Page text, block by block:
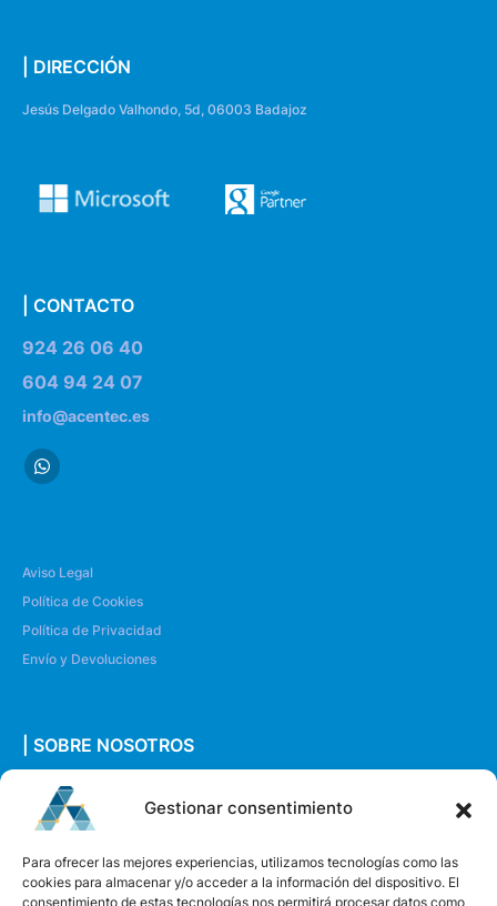
Gestionar consentimiento
Para ofrecer las mejores experiencias, utilizamos tecnologías como las
cookies para almacenar y/o acceder a la información del dispositivo. El
consentimiento de estas tecnologías nos permitirá procesar datos como
| DIRECCIÓN
Jesús Delgado Valhondo, 5d, 06003 Badajoz
| CONTACTO
924 26 06 40
604 94 24 07
info@acentec.es
Aviso Legal
Política de Cookies
Política de Privacidad
Envío y Devoluciones
| SOBRE NOSOTROS
Quiénes somos
Envíanos un mensaje